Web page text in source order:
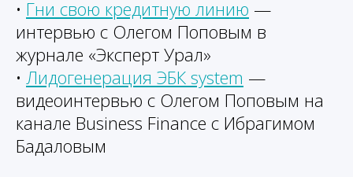
• Гни свою кредитную линию —
интервью с Олегом Поповым в
журнале «Эксперт Урал»
• Лидогенерация ЭБК system —
видеоинтервью с Олегом Поповым на
канале Business Finance с Ибрагимом
Бадаловым